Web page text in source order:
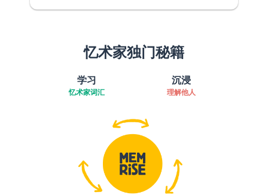
忆术家独门秘籍
学习
忆术家词汇
沉浸
理解他人